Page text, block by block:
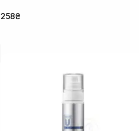
258₴